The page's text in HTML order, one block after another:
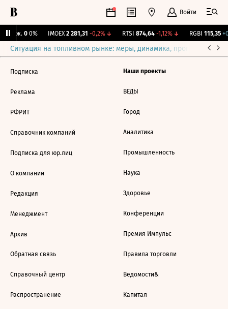
Войти
Бирж. 0 0% IMOEX 2 281,31 -0,2%↓ RTSI 874,64 -1,12%↓ RGBI 115,35
Ситуация на топливном рынке: меры, динамика, прогнозы
Подписка
Реклама
РФРИТ
Справочник компаний
Подписка для юр.лиц
О компании
Редакция
Менеджмент
Архив
Обратная связь
Справочный центр
Распространение
Наши проекты
ВЕДЫ
Город
Аналитика
Промышленность
Наука
Здоровье
Конференции
Премия Импульс
Правила торговли
Ведомости&
Капитал